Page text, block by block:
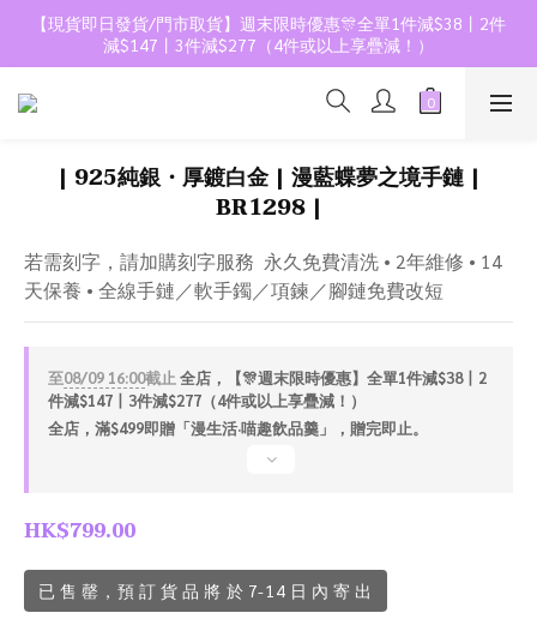
【現貨即日發貨/門市取貨】週末限時優惠🎊全單1件減$38丨2件
減$147丨3件減$277（4件或以上享疊減！）
| 925純銀・厚鍍白金 | 漫藍蝶夢之境手鏈 |
BR1298 |
若需刻字，請加購刻字服務  永久免費清洗 • 2年維修 • 14
天保養 • 全線手鏈／軟手鐲／項鍊／腳鏈免費改短
至08/09 16:00截止 全店，【🎊週末限時優惠】全單1件減$38丨2
件減$147丨3件減$277（4件或以上享疊減！）
全店，滿$499即贈「漫生活·喵趣飲品羹」，贈完即止。
HK$799.00
已 售 罄，預 訂 貨 品 將 於 7-14 日 內 寄 出